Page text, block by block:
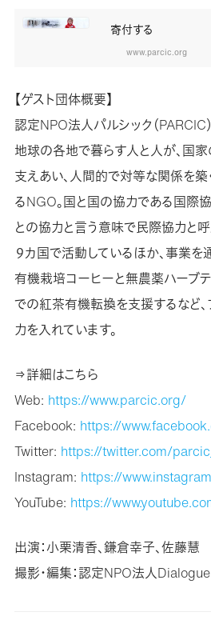
寄付する
www.parcic.org
【ゲスト団体概要】
認定NPO法人パルシック（PARCIC）
地球の各地で暮らす人と人が、国家
支えあい、人間的で対等な関係を
るNGO。国と国の協力である国際
との協力と言う意味で民際協力と
９カ国で活動しているほか、事業
有機栽培コーヒーと無農薬ハーブテ
での紅茶有機転換を支援するなど
力を入れています。
⇒詳細はこちら
Web: https://www.parcic.org/
Facebook: https://
Twitter: https://twitter.com/
Instagram: https://
YouTube: https://
出演：小栗清香、鎌倉幸子、佐藤慧
撮影・編集：認定NPO法人